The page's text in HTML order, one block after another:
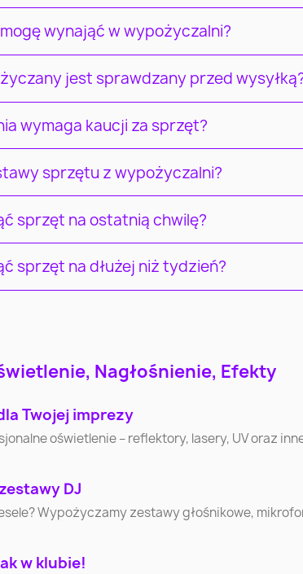
Zielona Góra
Zdrój
wynająć w wypożyczalni?
jest sprawdzany przed
wymaga kaucji za sprzęt?
sprzętu z wypożyczalni?
sprzęt na ostatnią chwilę?
sprzęt na dłużej niż tydzień?
Nagłośnienie, Efekty
Twojej imprezy
oświetlenie – reflektory, lasery, UV oraz
DJ
Wypożyczamy zestawy głośnikowe,
w klubie!